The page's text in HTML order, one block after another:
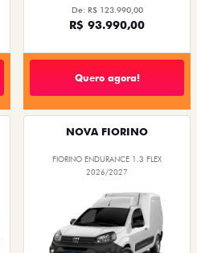
De: R$ 123.990,00
R$ 93.990,00
Quero agora!
NOVA FIORINO
FIORINO ENDURANCE 1.3 FLEX
2026/2027